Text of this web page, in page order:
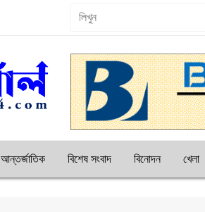
আন্তর্জাতিক বিশেষ সংবাদ বিনোদন খেলা